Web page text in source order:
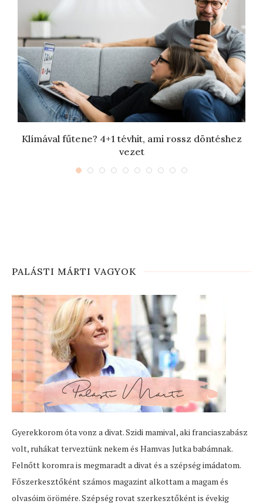
Klímával fűtene? 4+1 tévhit, ami rossz döntéshez
vezet
PALÁSTI MÁRTI VAGYOK
Gyerekkorom óta vonz a divat. Szidi mamival, aki franciaszabász
volt, ruhákat terveztünk nekem és Hamvas Jutka babámnak.
Felnőtt koromra is megmaradt a divat és a szépség imádatom.
Főszerkesztőként számos magazint alkottam a magam és
olvasóim örömére. Szépség rovat szerkesztőként is évekig